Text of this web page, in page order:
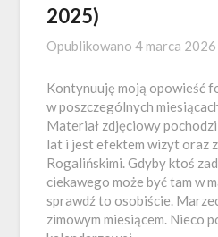
2025)
Opublikowano4 marca 2026
Kontynuuję moją opowieść
w poszczególnych
Materiał zdjęciowy
lat i jest efektem wizyt oraz
Rogalińskimi. Gdyby ktoś
ciekawego może być tam w
sprawdź to osobiście.
zimowym miesiącem. Nieco